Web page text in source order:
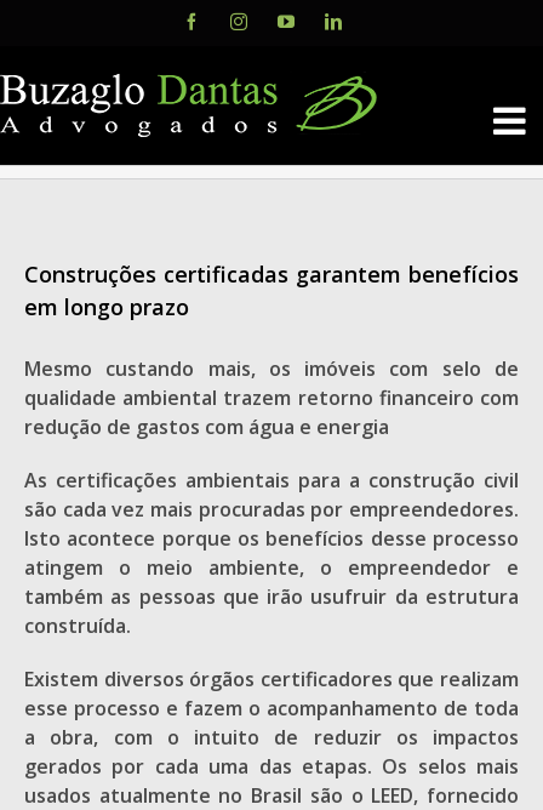
content
FacebookInstagramYouTubeLinkedIn
Construções certificadas garantem benefícios
em longo prazo
Mesmo custando mais, os imóveis com selo de
qualidade ambiental trazem retorno financeiro com
redução de gastos com água e energia
As certificações ambientais para a construção civil
são cada vez mais procuradas por empreendedores.
Isto acontece porque os benefícios desse processo
atingem o meio ambiente, o empreendedor e
também as pessoas que irão usufruir da estrutura
construída.
Existem diversos órgãos certificadores que realizam
esse processo e fazem o acompanhamento de toda
a obra, com o intuito de reduzir os impactos
gerados por cada uma das etapas. Os selos mais
usados atualmente no Brasil são o LEED, fornecido